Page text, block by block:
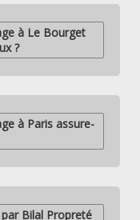
à Le Bourget
?
à Paris assure-
Bilal Propreté